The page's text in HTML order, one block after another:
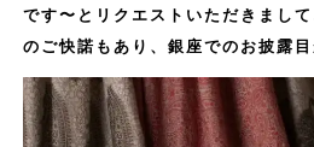
です〜とリクエストいただきまし
のご快諾もあり、銀座でのお披露目